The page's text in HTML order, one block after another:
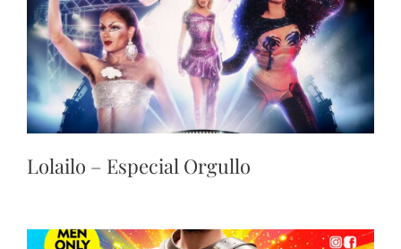
Lolailo – Especial Orgullo